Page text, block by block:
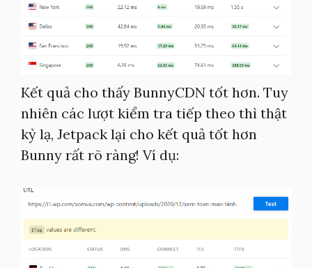
Kết quả cho thấy BunnyCDN tốt hơn. Tuy
nhiên các lượt kiểm tra tiếp theo thì thật
kỳ lạ, Jetpack lại cho kết quả tốt hơn
Bunny rất rõ ràng! Ví dụ: